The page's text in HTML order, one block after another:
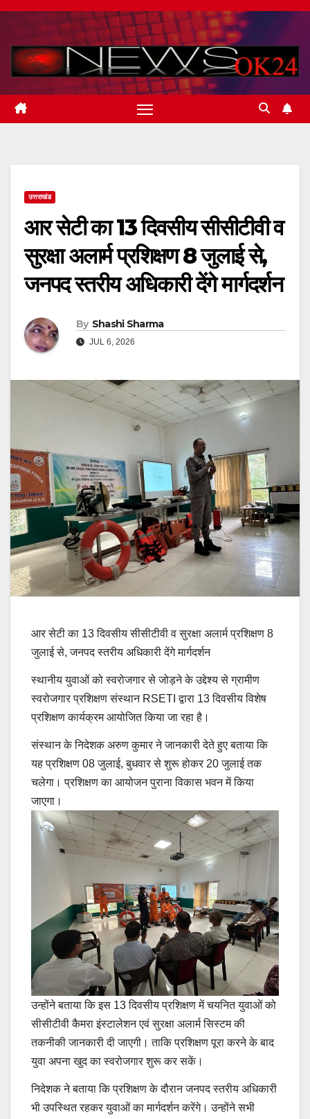
Skip
content
उत्तराखंड
आर सेटी का 13 दिवसीय सीसीटीवी व
सुरक्षा अलार्म प्रशिक्षण 8 जुलाई से,
जनपद स्तरीय अधिकारी देंगे मार्गदर्शन
By Shashi Sharma
JUL 6, 2026
आर सेटी का 13 दिवसीय सीसीटीवी व सुरक्षा अलार्म प्रशिक्षण 8
जुलाई से, जनपद स्तरीय अधिकारी देंगे मार्गदर्शन
स्थानीय युवाओं को स्वरोजगार से जोड़ने के उद्देश्य से ग्रामीण
स्वरोजगार प्रशिक्षण संस्थान RSETI द्वारा 13 दिवसीय विशेष
प्रशिक्षण कार्यक्रम आयोजित किया जा रहा है।
संस्थान के निदेशक अरुण कुमार ने जानकारी देते हुए बताया कि
यह प्रशिक्षण 08 जुलाई, बुधवार से शुरू होकर 20 जुलाई तक
चलेगा। प्रशिक्षण का आयोजन पुराना विकास भवन में किया
जाएगा।
उन्होंने बताया कि इस 13 दिवसीय प्रशिक्षण में चयनित युवाओं को
सीसीटीवी कैमरा इंस्टालेशन एवं सुरक्षा अलार्म सिस्टम की
तकनीकी जानकारी दी जाएगी। ताकि प्रशिक्षण पूरा करने के बाद
युवा अपना खुद का स्वरोजगार शुरू कर सकें।
निदेशक ने बताया कि प्रशिक्षण के दौरान जनपद स्तरीय अधिकारी
भी उपस्थित रहकर युवाओं का मार्गदर्शन करेंगे। उन्होंने सभी